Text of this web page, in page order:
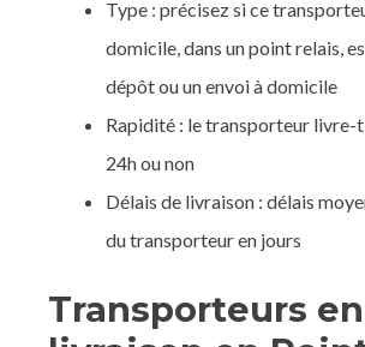
Type : précisez si ce
domicile, dans un point relais,
dépôt ou un envoi à domicile
Rapidité : le transporteur livre-
24h ou non
Délais de livraison : délais
du transporteur en jours
Transporteurs en